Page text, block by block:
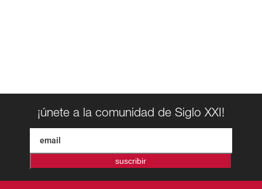
¡únete a la comunidad de Siglo XXI!
suscribir